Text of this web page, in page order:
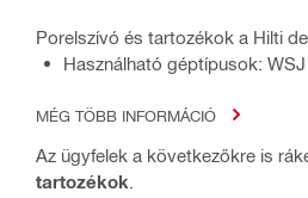
Porelszívó és tartozékok a Hilti
Használható géptípusok:
MÉG TÖBB INFORMÁCIÓ
Az ügyfelek a következőkre is
tartozékok